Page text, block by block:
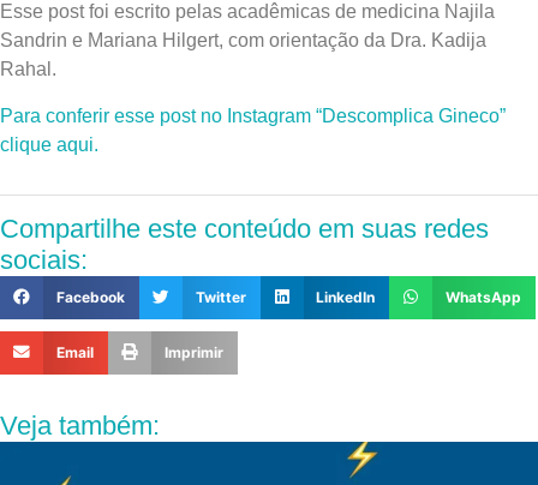
Esse post foi escrito pelas acadêmicas de medicina Najila
Sandrin e Mariana Hilgert, com orientação da Dra. Kadija
Rahal.
Para conferir esse post no Instagram “Descomplica Gineco”
clique aqui.
Compartilhe este conteúdo em suas redes
sociais:
Facebook Twitter LinkedIn WhatsApp
Email Imprimir
Veja também: